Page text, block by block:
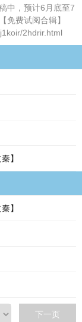
中，预计6月底至7
免费试阅合辑】
2hdrir.html
】
】
下一页